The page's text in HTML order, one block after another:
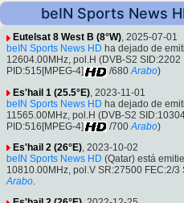
beIN Sports News
Eutelsat 8 West B (8°W), 2025-07-01
beIN Sports News HD ha dejado de
12604.00MHz, pol.H (DVB-S2 SID:2202
PID:515[MPEG-4]
/680 Arabo)
Es'hail 1 (25.5°E) , 2023-11-01
beIN Sports News HD ha dejado de
11565.00MHz, pol.H (DVB-S2
PID:516[MPEG-4]
/700 Arabo)
Es'hail 2 (26°E), 2023-10-02
beIN Sports News HD (Qatar) está
10810.00MHz, pol.V SR:27500 FEC:2/3
Arabo.